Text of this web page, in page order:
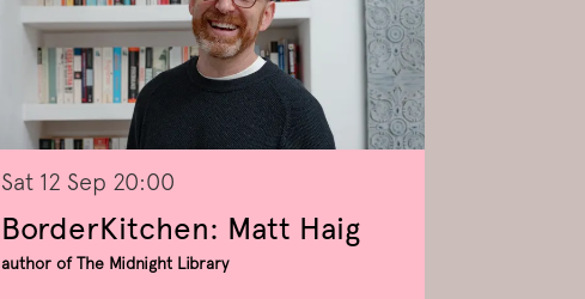
BorderKitchen: Matt Haig
author of The Midnight Library
Sat 12 Sep 20:00